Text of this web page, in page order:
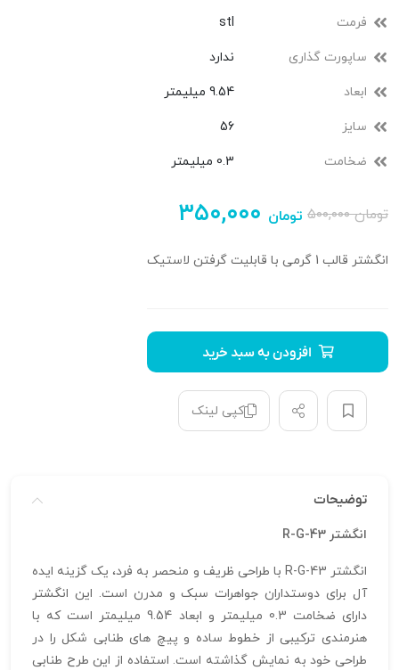
فرمت stl
ساپورت گذاری ندارد
ابعاد 9.54 میلیمتر
سایز 56
ضخامت 0.3 میلیمتر
۵۰۰,۰۰۰تومان ۳۵۰,۰۰۰ تومان
انگشتر قالب 1 گرمی با قابلیت گرفتن لاستیک
افزودن به سبد خرید
کپی لینک
توضیحات
انگشتر R-G-43
انگشتر R-G-43 با طراحی ظریف و منحصر به فرد، یک گزینه ایده‌
آل برای دوستداران جواهرات سبک و مدرن است. این انگشتر
دارای ضخامت 0.3 میلیمتر و ابعاد 9.54 میلیمتر است که با
هنرمندی ترکیبی از خطوط ساده و پیچ‌ های طنابی شکل را در
طراحی خود به نمایش گذاشته است. استفاده از این طرح طنابی